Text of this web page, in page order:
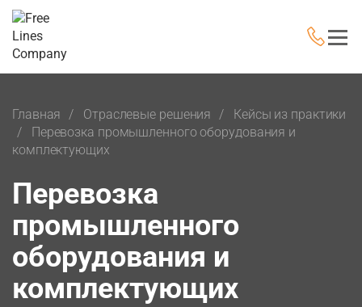
Главная Отраслевые решения
Кейсы из практики
Перевозка промышленного оборудования и
комплектующих
Перевозка
промышленного
оборудования и
комплектующих